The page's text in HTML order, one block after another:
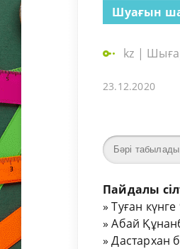
Шуағын
kz |
23.12.2020
Пайдалы
»Туған
»Абай
»Дастархан